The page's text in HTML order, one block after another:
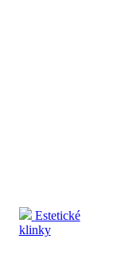
Estetické
klinky